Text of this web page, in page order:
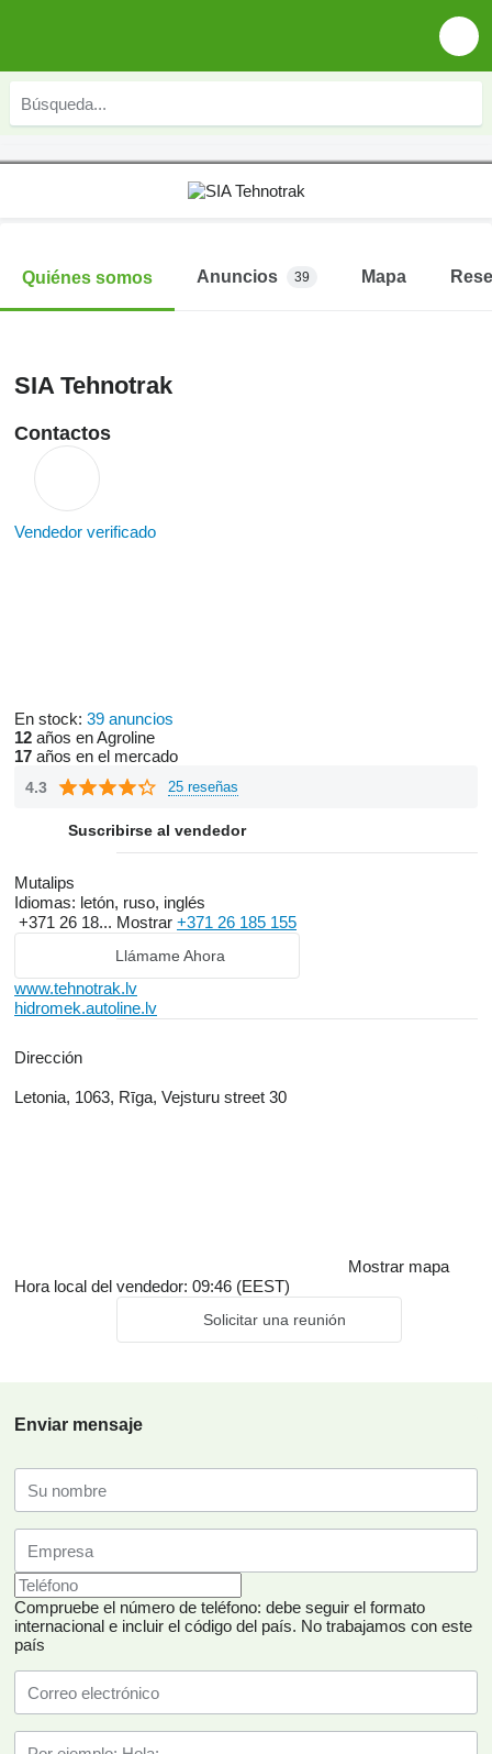
Quiénes somos Anuncios 39 Mapa
SIA Tehnotrak
Contactos
Vendedor verificado
En stock: 39 anuncios
12 años en Agroline
17 años en el mercado
4.3 25 reseñas
Suscribirse al vendedor
Mutalips
Idiomas: letón, ruso, inglés
+371 26 18... Mostrar +371 26 185 155
Llámame Ahora
www.tehnotrak.lv
hidromek.autoline.lv
Dirección
Letonia, 1063, Rīga, Vejsturu street 30
Mostrar mapa
Hora local del vendedor: 09:46 (EEST)
Solicitar una reunión
Enviar mensaje
Compruebe el número de teléfono: debe seguir el formato
internacional e incluir el código del país. No trabajamos con este
país